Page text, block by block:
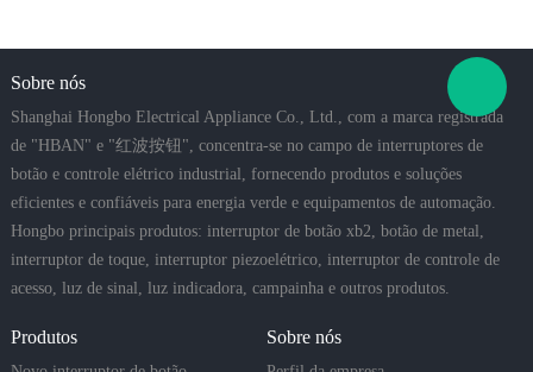
Sobre nós
Shanghai Hongbo Electrical Appliance Co., Ltd., com a marca registrada
de "HBAN" e "红波按钮", concentra-se no campo de interruptores de
botão e controle elétrico industrial, fornecendo produtos e soluções
eficientes e confiáveis para energia verde e equipamentos de automação.
Hongbo principais produtos: interruptor de botão xb2, botão de metal,
interruptor de toque, interruptor piezoelétrico, interruptor de controle de
acesso, luz de sinal, luz indicadora, campainha e outros produtos.
Produtos Sobre nós